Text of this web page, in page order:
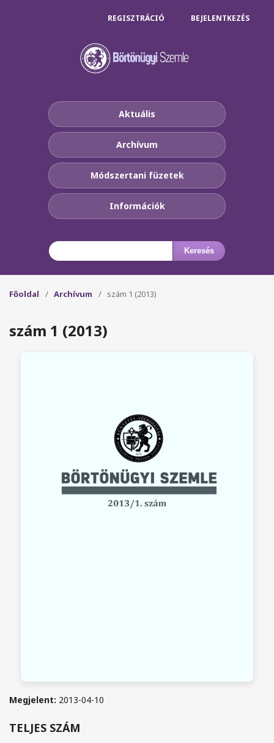
Aktuális
Archívum
Módszertani füzetek
Információk
Keresés
REGISZTRÁCIÓ BEJELENTKEZÉS
Főoldal / Archívum / szám 1 (2013)
szám 1 (2013)
Megjelent: 2013-04-10
TELJES SZÁM